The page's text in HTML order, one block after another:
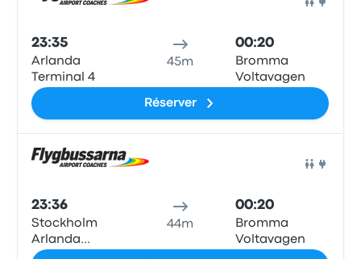
23:35
Arlanda
Terminal 4
45m
00:20
Bromma
Voltavagen
Réserver
23:36
Stockholm
Arlanda
Airport
44m
00:20
Bromma
Voltavagen